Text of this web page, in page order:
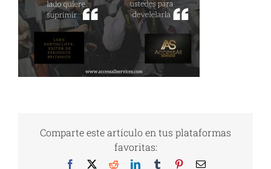
Comparte este artículo en tus plataformas
favoritas:
Facebook RedditLinkedInTumblr PinterestEmail